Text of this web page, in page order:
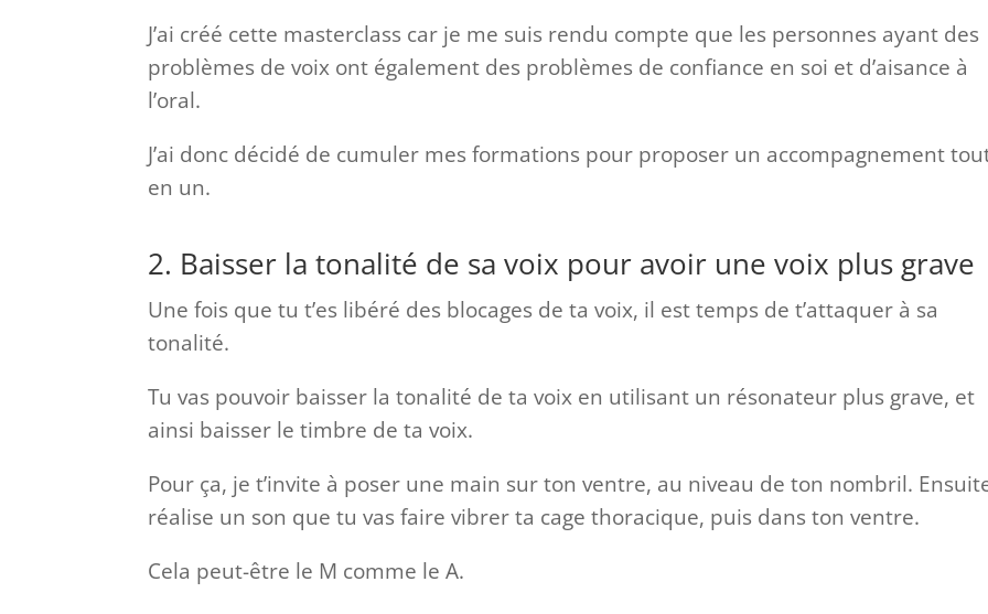
J’ai créé cette masterclass car je me suis rendu compte que les personnes ayant des
problèmes de voix ont également des problèmes de confiance en soi et d’aisance à
l’oral.
J’ai donc décidé de cumuler mes formations pour proposer un accompagnement
en un.
2. Baisser la tonalité de sa voix pour avoir une voix plus grave
Une fois que tu t’es libéré des blocages de ta voix, il est temps de t’attaquer à sa
tonalité.
Tu vas pouvoir baisser la tonalité de ta voix en utilisant un résonateur plus grave, et
ainsi baisser le timbre de ta voix.
Pour ça, je t’invite à poser une main sur ton ventre, au niveau de ton nombril.
réalise un son que tu vas faire vibrer ta cage thoracique, puis dans ton ventre.
Cela peut-être le M comme le A.